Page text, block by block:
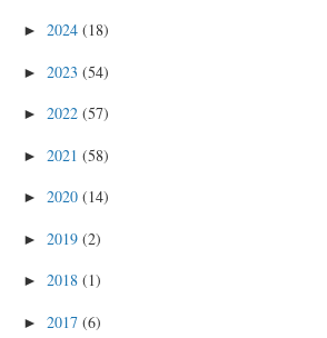
► 2024 (18)
► 2023 (54)
► 2022 (57)
► 2021 (58)
► 2020 (14)
► 2019 (2)
► 2018 (1)
► 2017 (6)